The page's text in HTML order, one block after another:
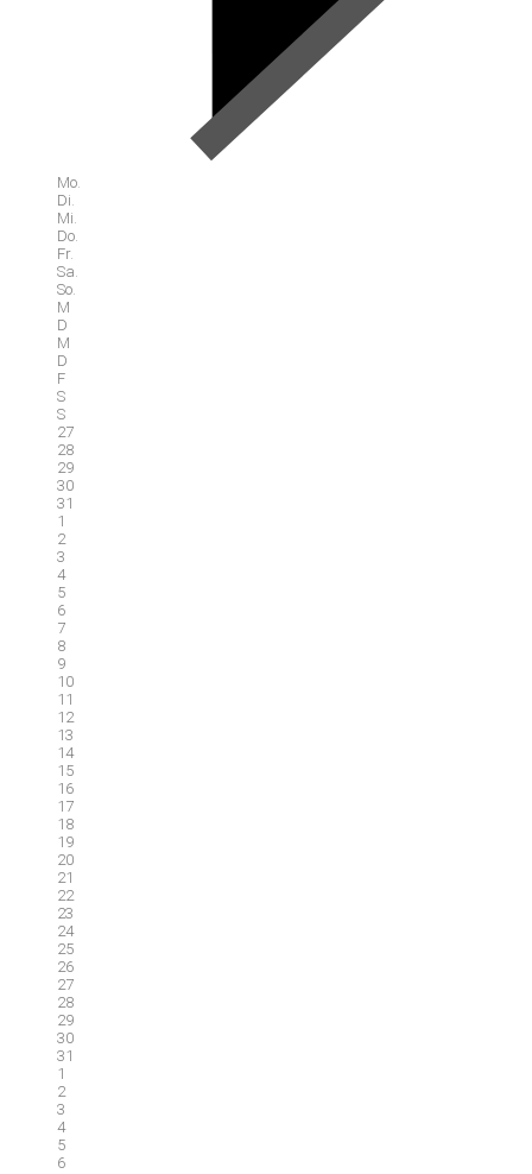
Mo.
Di.
Mi.
Do.
Fr.
Sa.
So.
M
D
M
D
F
S
S
27
28
29
30
31
1
2
3
4
5
6
7
8
9
10
11
12
13
14
15
16
17
18
19
20
21
22
23
24
25
26
27
28
29
30
31
1
2
3
4
5
6